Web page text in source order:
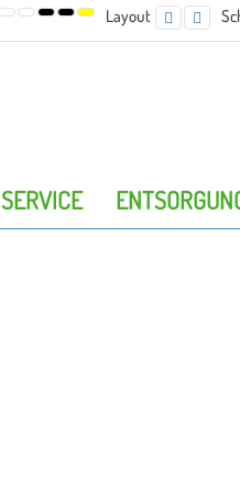
STANDARDEINSTELLUNG
NACHTMODUS
HOHERHOHERHOHERLayout
FESTES
LAYOUTLAYOUT
SERVICE